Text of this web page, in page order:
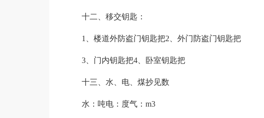
十二、移交钥匙：
1、楼道外防盗门钥匙把2、外门防盗门钥匙把
3、门内钥匙把4、卧室钥匙把
十三、水、电、煤抄见数
水：吨电：度气：m3